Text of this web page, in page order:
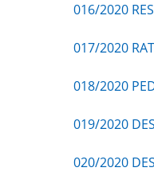
016/2020
017/2020
018/2020
019/2020
020/2020